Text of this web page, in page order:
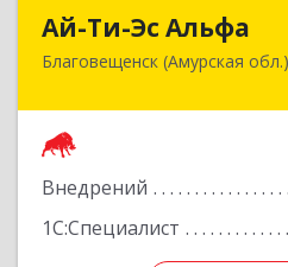
Ай-Ти-Эс Альфа
Благовещенск (Амурская обл.)
Внедрений
1С:Специалист
675000, Амурская обл,